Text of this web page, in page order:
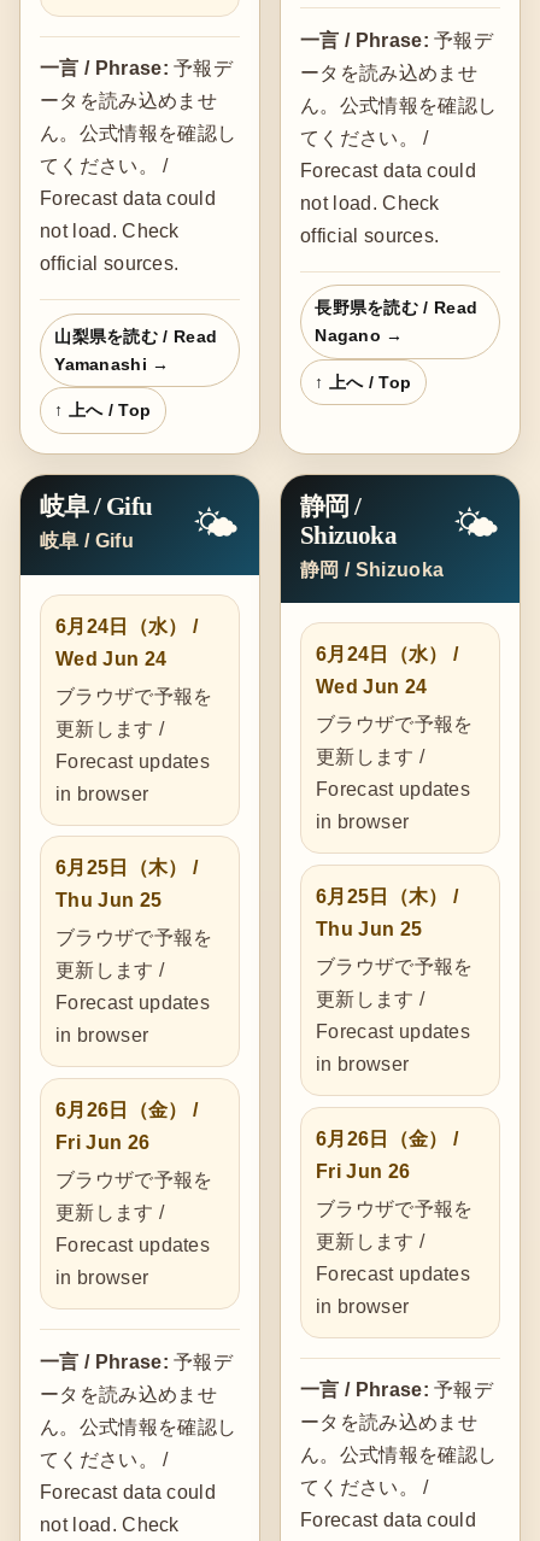
一言 / Phrase: 予報デ
ータを読み込めませ
ん。公式情報を確認し
てください。 /
Forecast data could
not load. Check
official sources.
山梨県を読む / Read
Yamanashi →
↑ 上へ / Top
一言 / Phrase: 予報デ
ータを読み込めませ
ん。公式情報を確認し
てください。 /
Forecast data could
not load. Check
official sources.
長野県を読む / Read
Nagano →
↑ 上へ / Top
岐阜 / Gifu
岐阜 / Gifu 🌤️
6月24日（水） /
Wed Jun 24
ブラウザで予報を
更新します /
Forecast updates
in browser
6月25日（木） /
Thu Jun 25
ブラウザで予報を
更新します /
Forecast updates
in browser
6月26日（金） /
Fri Jun 26
ブラウザで予報を
更新します /
Forecast updates
in browser
一言 / Phrase: 予報デ
ータを読み込めませ
ん。公式情報を確認し
てください。 /
Forecast data could
not load. Check
静岡 /
Shizuoka
静岡 / Shizuoka
🌤️
6月24日（水） /
Wed Jun 24
ブラウザで予報を
更新します /
Forecast updates
in browser
6月25日（木） /
Thu Jun 25
ブラウザで予報を
更新します /
Forecast updates
in browser
6月26日（金） /
Fri Jun 26
ブラウザで予報を
更新します /
Forecast updates
in browser
一言 / Phrase: 予報デ
ータを読み込めませ
ん。公式情報を確認し
てください。 /
Forecast data could